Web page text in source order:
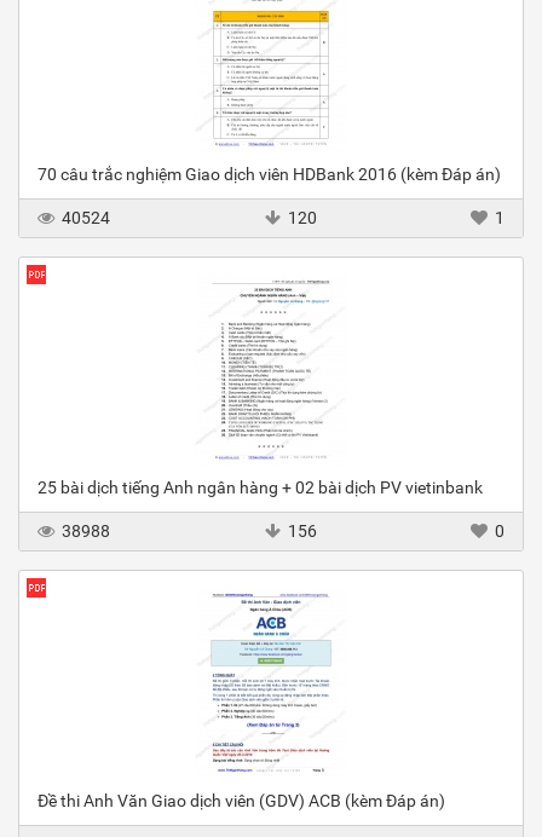
70 câu trắc nghiệm Giao dịch viên HDBank 2016 (kèm Đáp án)
40524 120 1
25 bài dịch tiếng Anh ngân hàng + 02 bài dịch PV vietinbank
38988 156 0
Đề thi Anh Văn Giao dịch viên (GDV) ACB (kèm Đáp án)